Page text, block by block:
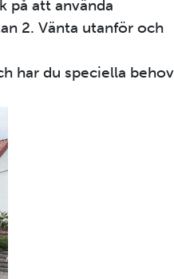
på att använda
2. Vänta utanför och
har du speciella behov